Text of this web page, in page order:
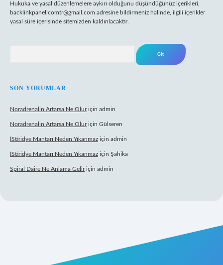
Hukuka ve yasal düzenlemelere aykırı olduğunu düşündüğünüz içerikleri,
backlinkpanelicomtr@gmail.com adresine bildirmeniz halinde, ilgili içerikler
yasal süre içerisinde sitemizden kaldırılacaktır.
SON YORUMLAR
Noradrenalin Artarsa Ne Oluriçin admin
Noradrenalin Artarsa Ne Oluriçin Gülseren
İStiridye Mantarı Neden Yıkanmaz için admin
İStiridye Mantarı Neden Yıkanmaz için Şahika
Spiral Daire Ne Anlama Geliriçin admin